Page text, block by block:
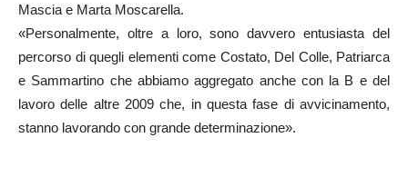
Mascia e Marta Moscarella.
«Personalmente, oltre a loro, sono davvero entusiasta del
percorso di quegli elementi come Costato, Del Colle, Patriarca
e Sammartino che abbiamo aggregato anche con la B e del
lavoro delle altre 2009 che, in questa fase di avvicinamento,
stanno lavorando con grande determinazione».